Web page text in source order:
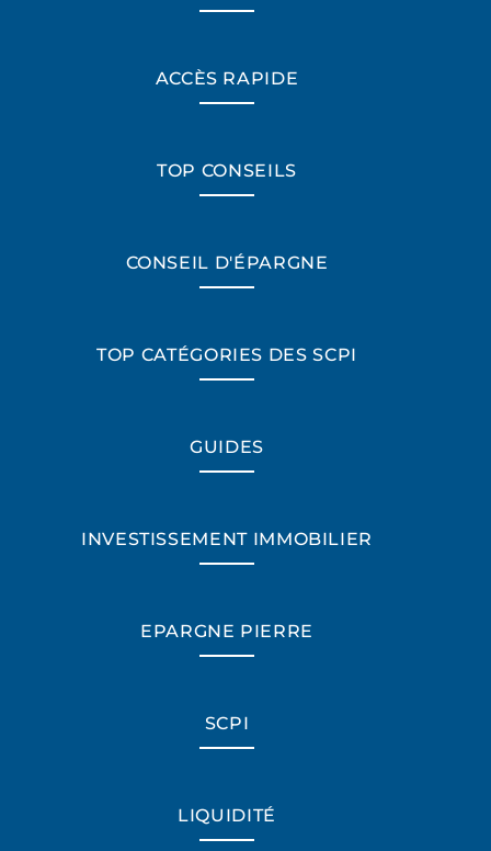
ACCÈS RAPIDE
TOP CONSEILS
CONSEIL D'ÉPARGNE
TOP CATÉGORIES DES SCPI
GUIDES
INVESTISSEMENT IMMOBILIER
EPARGNE PIERRE
SCPI
LIQUIDITÉ